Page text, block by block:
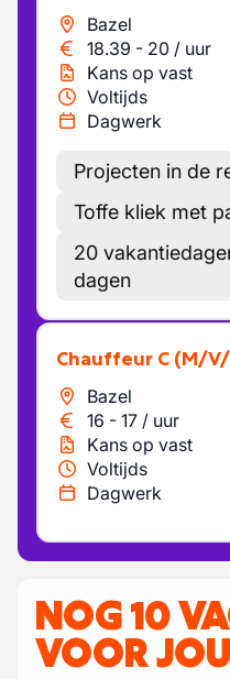
Bazel
18.39 - 20 / uur
Kans op vast
Voltijds
Dagwerk
Projecten in de
Toffe kliek met
20
dagen
chauffeur C (M/
Bazel
16 - 17 / uur
Kans op vast
Voltijds
Dagwerk
NOG 10
VOOR JOU